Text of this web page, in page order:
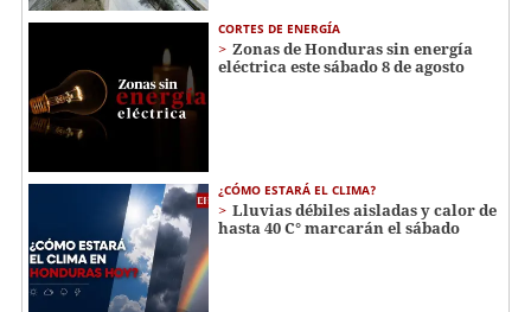
CORTES DE ENERGÍA
Zonas de Honduras sin energía
eléctrica este sábado 8 de agosto
¿CÓMO ESTARÁ EL CLIMA?
Lluvias débiles aisladas y calor de
hasta 40 C° marcarán el sábado